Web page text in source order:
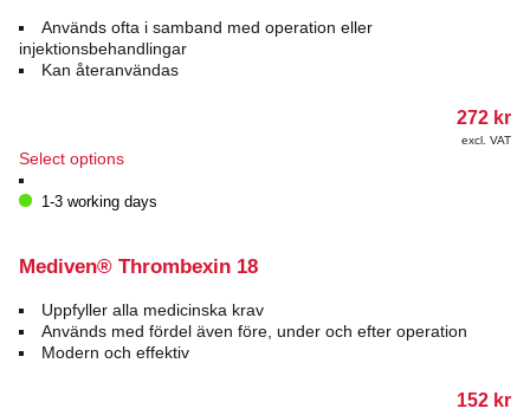
Används ofta i samband med operation eller
injektionsbehandlingar
Kan återanvändas
272 kr
excl. VAT
Select optionsThis
has
The
may
be
chosen
1-3 working days
Mediven® Thrombexin 18
Uppfyller alla medicinska krav
Används med fördel även före, under och efter operation
Modern och effektiv
152 kr